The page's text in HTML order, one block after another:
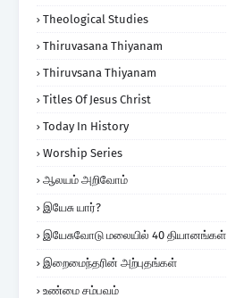
Theological Studies
Thiruvasana Thiyanam
Thiruvsana Thiyanam
Titles Of Jesus Christ
Today In History
Worship Series
ஆலயம் அறிவோம்
இயேசு யார்?
இயேசுவோடு மலையில் 40 தியானங்கள்
இறைமைந்தரின் அற்புதங்கள்
உண்மை சம்பவம்